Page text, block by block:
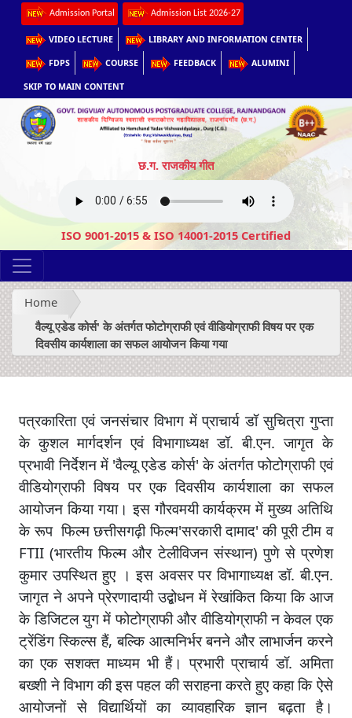
Admission Portal Admission List 2026-27
VIDEO LECTURE LIBRARY AND INFORMATION CENTER
FDPS COURSE FEEDBACK ALUMINI
SKIP TO MAIN CONTENT
छ.ग. राजकीय गीत
ISO 9001-2015 & ISO 14001-2015 Certified
Home
वैल्यू एडेड कोर्स' के अंतर्गत फोटोग्राफी एवं वीडियोग्राफी विषय पर एक
दिवसीय कार्यशाला का सफल आयोजन किया गया
पत्रकारिता एवं जनसंचार विभाग में प्राचार्य डॉ सुचित्रा गुप्ता
के कुशल मार्गदर्शन एवं विभागाध्यक्ष डॉ. बी.एन. जागृत के
प्रभावी निर्देशन में 'वैल्यू एडेड कोर्स' के अंतर्गत फोटोग्राफी एवं
वीडियोग्राफी विषय पर एक दिवसीय कार्यशाला का सफल
आयोजन किया गया। इस गौरवमयी कार्यक्रम में मुख्य अतिथि
के रूप फिल्म छत्तीसगढ़ी फिल्म'सरकारी दामाद' की पूरी टीम व
FTII (भारतीय फिल्म और टेलीविजन संस्थान) पुणे से प्रणेश
कुमार उपस्थित हुए । इस अवसर पर विभागाध्यक्ष डॉ. बी.एन.
जागृत ने अपने प्रेरणादायी उद्बोधन में रेखांकित किया कि आज
के डिजिटल युग में फोटोग्राफी और वीडियोग्राफी न केवल एक
ट्रेंडिंग स्किल्स हैं, बल्कि आत्मनिर्भर बनने और लाभार्जन करने
का एक सशक्त माध्यम भी हैं। प्रभारी प्राचार्य डॉ. अमिता
बख्शी ने विभाग की इस पहल की सराहना करते हुए कहा कि ऐसे
आयोजनों से विद्यार्थियों का व्यावहारिक ज्ञान बढ़ता है।